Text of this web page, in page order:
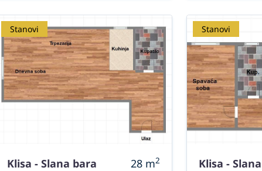
Stanovi
Klisa - Slana bara 28 m2
Stanovi
Klisa -